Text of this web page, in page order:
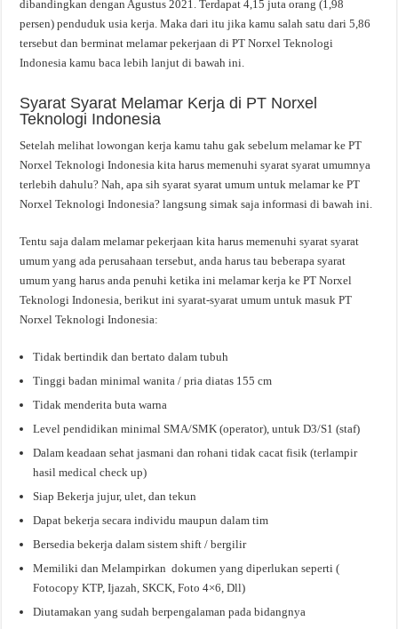
dibandingkan dengan Agustus 2021. Terdapat 4,15 juta orang (1,98
persen) penduduk usia kerja. Maka dari itu jika kamu salah satu dari 5,86
tersebut dan berminat melamar pekerjaan di PT Norxel Teknologi
Indonesia kamu baca lebih lanjut di bawah ini.
Syarat Syarat Melamar Kerja di PT Norxel
Teknologi Indonesia
Setelah melihat lowongan kerja kamu tahu gak sebelum melamar ke PT
Norxel Teknologi Indonesia kita harus memenuhi syarat syarat umumnya
terlebih dahulu? Nah, apa sih syarat syarat umum untuk melamar ke PT
Norxel Teknologi Indonesia? langsung simak saja informasi di bawah ini.
Tentu saja dalam melamar pekerjaan kita harus memenuhi syarat syarat
umum yang ada perusahaan tersebut, anda harus tau beberapa syarat
umum yang harus anda penuhi ketika ini melamar kerja ke PT Norxel
Teknologi Indonesia, berikut ini syarat-syarat umum untuk masuk PT
Norxel Teknologi Indonesia:
Tidak bertindik dan bertato dalam tubuh
Tinggi badan minimal wanita / pria diatas 155 cm
Tidak menderita buta warna
Level pendidikan minimal SMA/SMK (operator), untuk D3/S1 (staf)
Dalam keadaan sehat jasmani dan rohani tidak cacat fisik (terlampir
hasil medical check up)
Siap Bekerja jujur, ulet, dan tekun
Dapat bekerja secara individu maupun dalam tim
Bersedia bekerja dalam sistem shift / bergilir
Memiliki dan Melampirkan dokumen yang diperlukan seperti (
Fotocopy KTP, Ijazah, SKCK, Foto 4×6, Dll)
Diutamakan yang sudah berpengalaman pada bidangnya